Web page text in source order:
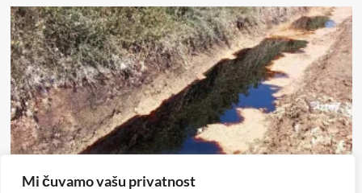
Mi čuvamo vašu privatnost
Doboj Društvo